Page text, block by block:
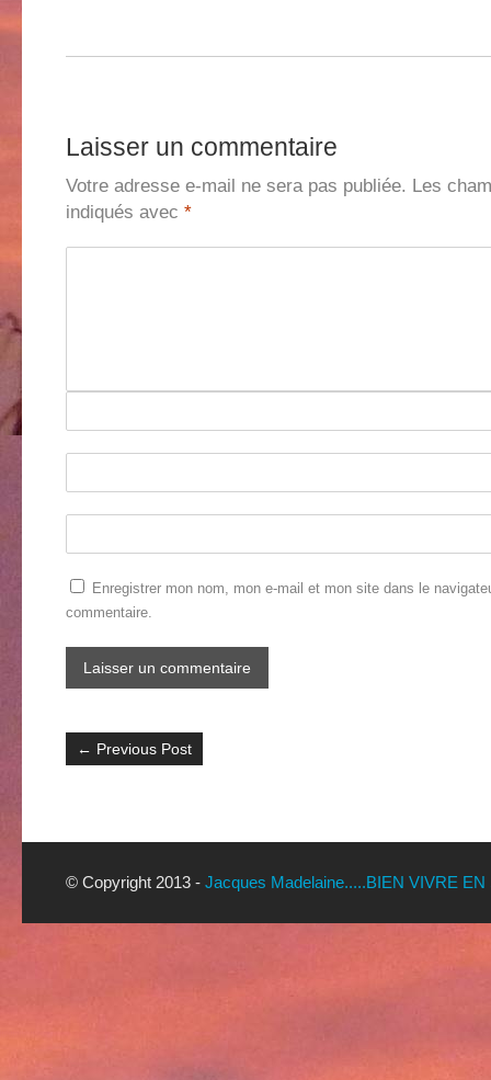
Laisser un commentaire
Votre adresse e-mail ne sera pas publiée. Les
indiqués avec *
Enregistrer mon nom, mon e-mail et mon site dans le
commentaire.
← Previous Post
© Copyright 2013 - Jacques Madelaine.....BIEN VIVRE EN